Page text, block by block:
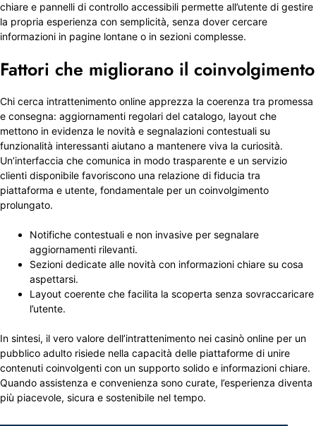
chiare e pannelli di controllo accessibili permette all’utente di gestire
la propria esperienza con semplicità, senza dover cercare
informazioni in pagine lontane o in sezioni complesse.
Fattori che migliorano il coinvolgimento
Chi cerca intrattenimento online apprezza la coerenza tra promessa
e consegna: aggiornamenti regolari del catalogo, layout che
mettono in evidenza le novità e segnalazioni contestuali su
funzionalità interessanti aiutano a mantenere viva la curiosità.
Un’interfaccia che comunica in modo trasparente e un servizio
clienti disponibile favoriscono una relazione di fiducia tra
piattaforma e utente, fondamentale per un coinvolgimento
prolungato.
Notifiche contestuali e non invasive per segnalare
aggiornamenti rilevanti.
Sezioni dedicate alle novità con informazioni chiare su cosa
aspettarsi.
Layout coerente che facilita la scoperta senza sovraccaricare
l’utente.
In sintesi, il vero valore dell’intrattenimento nei casinò online per un
pubblico adulto risiede nella capacità delle piattaforme di unire
contenuti coinvolgenti con un supporto solido e informazioni chiare.
Quando assistenza e convenienza sono curate, l’esperienza diventa
più piacevole, sicura e sostenibile nel tempo.